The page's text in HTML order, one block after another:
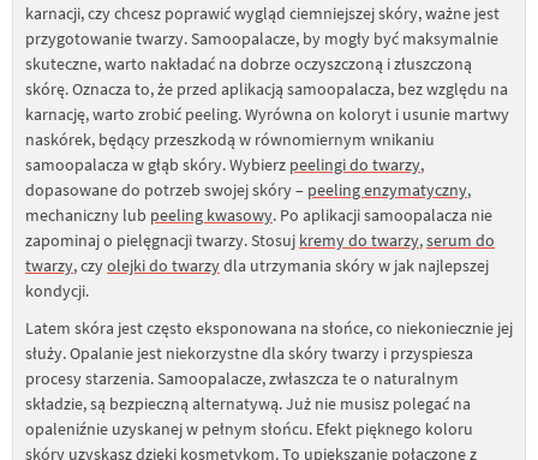
karnacji, czy chcesz poprawić wygląd ciemniejszej skóry, ważne jest
przygotowanie twarzy. Samoopalacze, by mogły być maksymalnie
skuteczne, warto nakładać na dobrze oczyszczoną i złuszczoną
skórę. Oznacza to, że przed aplikacją samoopalacza, bez względu na
karnację, warto zrobić peeling. Wyrówna on koloryt i usunie martwy
naskórek, będący przeszkodą w równomiernym wnikaniu
samoopalacza w głąb skóry. Wybierz peelingi do twarzy,
dopasowane do potrzeb swojej skóry – peeling enzymatyczny,
mechaniczny lub peeling kwasowy. Po aplikacji samoopalacza nie
zapominaj o pielęgnacji twarzy. Stosuj kremy do twarzy,serum do
twarzy, czyolejki do twarzydla utrzymania skóry w jak najlepszej
kondycji.
Latem skóra jest często eksponowana na słońce, co niekoniecznie jej
służy. Opalanie jest niekorzystne dla skóry twarzy i przyspiesza
procesy starzenia. Samoopalacze, zwłaszcza te o naturalnym
składzie, są bezpieczną alternatywą. Już nie musisz polegać na
opaleniźnie uzyskanej w pełnym słońcu. Efekt pięknego koloru
skóry uzyskasz dzięki kosmetykom. To upiększanie połączone z